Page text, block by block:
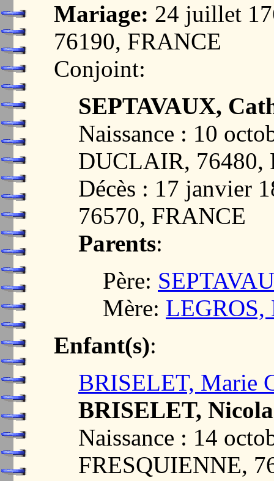
Mariage: 24 juillet
76190, FRANCE
Conjoint:
SEPTAVAUX,
Naissance : 10
DUCLAIR, 76480,
Décès : 17 janvier
76570, FRANCE
Parents:
Père:
Mère: LEGROS,
Enfant(s):
BRISELET, Marie
BRISELET,
Naissance : 14
FRESQUIENNE,